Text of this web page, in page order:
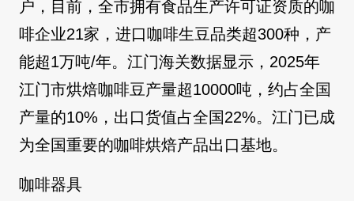
户，目前，全市拥有食品生产许可证资质的咖
啡企业21家，进口咖啡生豆品类超300种，产
能超1万吨/年。江门海关数据显示，2025年
江门市烘焙咖啡豆产量超10000吨，约占全国
产量的10%，出口货值占全国22%。江门已成
为全国重要的咖啡烘焙产品出口基地。
咖啡器具